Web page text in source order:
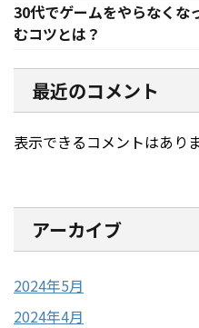
30代でゲームをやらなくな
むコツとは？
最近のコメント
表示できるコメントはあり
アーカイブ
2024年5月
2024年4月